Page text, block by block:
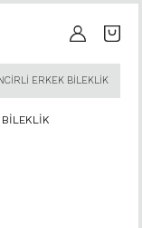
ERKEK BİLEKLİK